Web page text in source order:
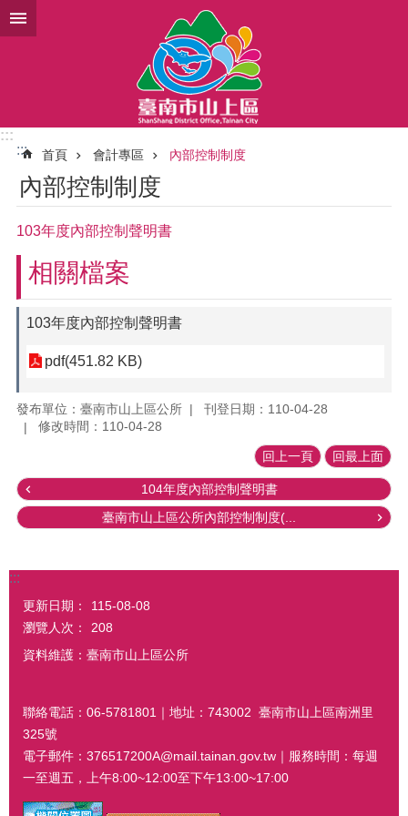
跳到主要內容區塊
:::
:::
首頁 會計專區 內部控制制度
內部控制制度
103年度內部控制聲明書
相關檔案
103年度內部控制聲明書
pdf(451.82 KB)
發布單位：臺南市山上區公所
刊登日期：110-04-28
修改時間：110-04-28
回上一頁 回最上面
104年度內部控制聲明書
臺南市山上區公所內部控制制度(...
:::
更新日期：
115-08-08
瀏覽人次：
208
資料維護：臺南市山上區公所
聯絡電話：06-5781801｜地址：743002 臺南市山上區南洲里
325號
電子郵件：376517200A@mail.tainan.gov.tw｜服務時間：每週
一至週五，上午8:00~12:00至下午13:00~17:00